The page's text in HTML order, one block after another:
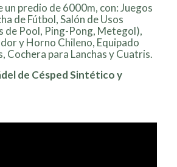
un predio de 6000m, con: Juegos
de Fútbol, Salón de Usos
de Pool, Ping-Pong, Metegol),
y Horno Chileno, Equipado
Cochera para Lanchas y Cuatris.
de Césped Sintético y